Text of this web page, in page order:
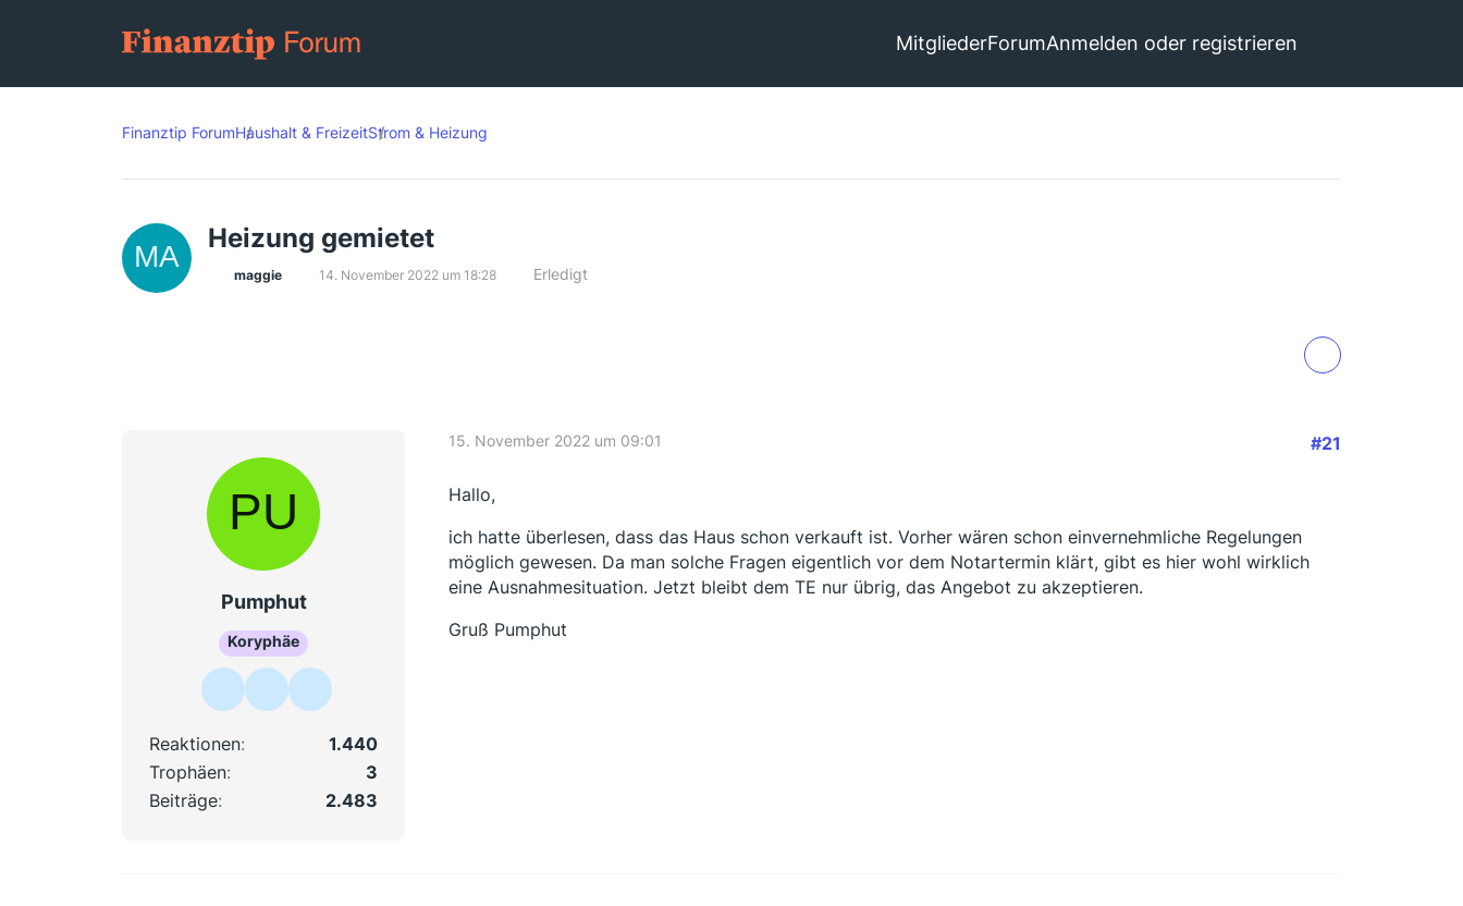
MitgliederForumAnmelden oder registrieren
Finanztip ForumHaushalt & FreizeitStrom & Heizung
Heizung gemietet
maggie 14. November 2022 um 18:28 Erledigt
Pumphut
Koryphäe
Reaktionen
1.440
Trophäen
3
Beiträge
2.483
15. November 2022 um 09:01 #21
Hallo,
ich hatte überlesen, dass das Haus schon verkauft ist. Vorher wären schon einvernehmliche Regelungen
möglich gewesen. Da man solche Fragen eigentlich vor dem Notartermin klärt, gibt es hier wohl wirklich
eine Ausnahmesituation. Jetzt bleibt dem TE nur übrig, das Angebot zu akzeptieren.
Gruß Pumphut